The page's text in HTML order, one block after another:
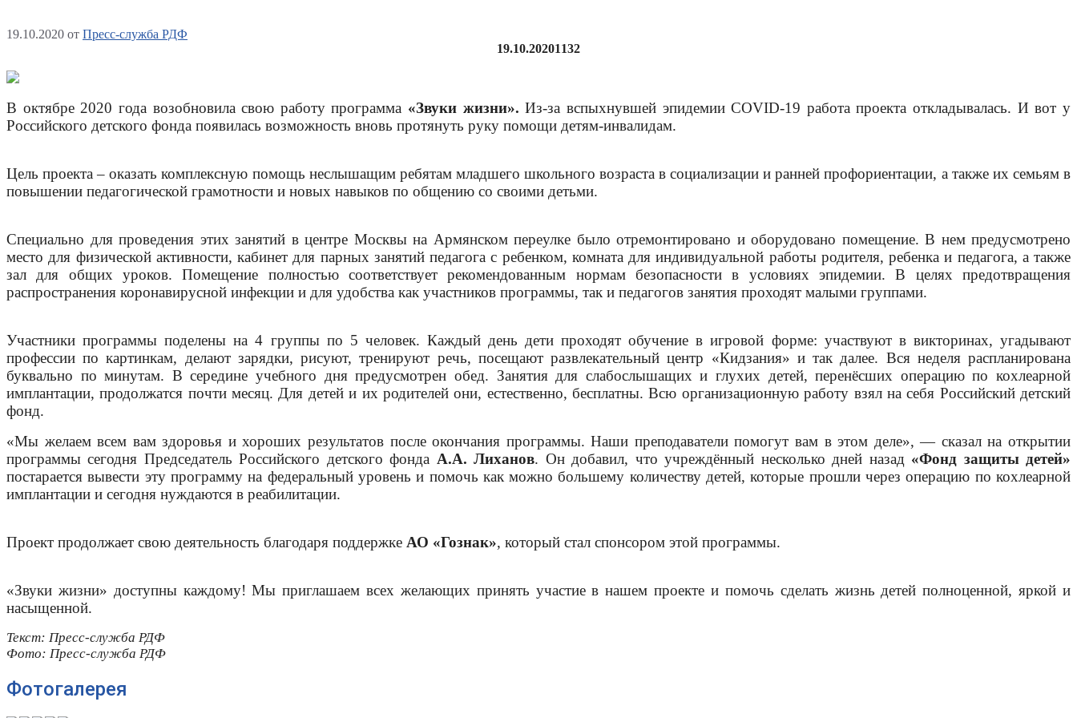
19.10.2020 от Пресс-служба РДФ
19.10.20201132
В октябре 2020 года возобновила свою работу программа «Звуки жизни». Из-за вспыхнувшей эпидемии COVID-19 работа проекта откладывалась. И вот у
Российского детского фонда появилась возможность вновь протянуть руку помощи детям-инвалидам.
Цель проекта – оказать комплексную помощь неслышащим ребятам младшего школьного возраста в социализации и ранней профориентации, а также их семьям в
повышении педагогической грамотности и новых навыков по общению со своими детьми.
Специально для проведения этих занятий в центре Москвы на Армянском переулке было отремонтировано и оборудовано помещение. В нем предусмотрено
место для физической активности, кабинет для парных занятий педагога с ребенком, комната для индивидуальной работы родителя, ребенка и педагога, а также
зал для общих уроков. Помещение полностью соответствует рекомендованным нормам безопасности в условиях эпидемии. В целях предотвращения
распространения коронавирусной инфекции и для удобства как участников программы, так и педагогов занятия проходят малыми группами.
Участники программы поделены на 4 группы по 5 человек. Каждый день дети проходят обучение в игровой форме: участвуют в викторинах, угадывают
профессии по картинкам, делают зарядки, рисуют, тренируют речь, посещают развлекательный центр «Кидзания» и так далее. Вся неделя распланирована
буквально по минутам. В середине учебного дня предусмотрен обед. Занятия для слабослышащих и глухих детей, перенёсших операцию по кохлеарной
имплантации, продолжатся почти месяц. Для детей и их родителей они, естественно, бесплатны. Всю организационную работу взял на себя Российский детский
фонд.
«Мы желаем всем вам здоровья и хороших результатов после окончания программы. Наши преподаватели помогут вам в этом деле», — сказал на открытии
программы сегодня Председатель Российского детского фонда А.А. Лиханов. Он добавил, что учреждённый несколько дней назад «Фонд защиты детей»
постарается вывести эту программу на федеральный уровень и помочь как можно большему количеству детей, которые прошли через операцию по кохлеарной
имплантации и сегодня нуждаются в реабилитации.
Проект продолжает свою деятельность благодаря поддержке АО «Гознак», который стал спонсором этой программы.
«Звуки жизни» доступны каждому! Мы приглашаем всех желающих принять участие в нашем проекте и помочь сделать жизнь детей полноценной, яркой и
насыщенной.
Текст: Пресс-служба РДФ
Фото: Пресс-служба РДФ
Фотогалерея